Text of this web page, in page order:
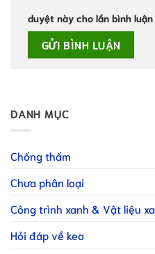
duyệt này cho lần bình
DANH MỤC
Chống thấm
Chưa phân loại
Công trình xanh & Vật liệu
Hỏi đáp về keo